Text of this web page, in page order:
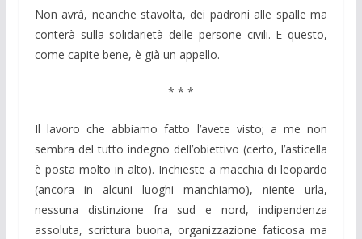
Non avrà, neanche stavolta, dei padroni alle spalle ma
conterà sulla solidarietà delle persone civili. E questo,
come capite bene, è già un appello.
* * *
Il lavoro che abbiamo fatto l’avete visto; a me non
sembra del tutto indegno dell’obiettivo (certo, l’asticella
è posta molto in alto). Inchieste a macchia di leopardo
(ancora in alcuni luoghi manchiamo), niente urla,
nessuna distinzione fra sud e nord, indipendenza
assoluta, scrittura buona, organizzazione faticosa ma